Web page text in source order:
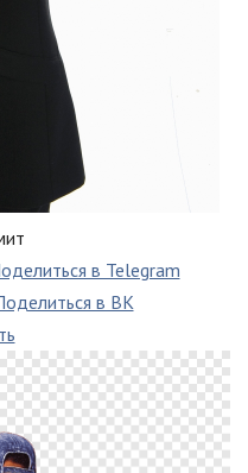
в Telegram
в ВК